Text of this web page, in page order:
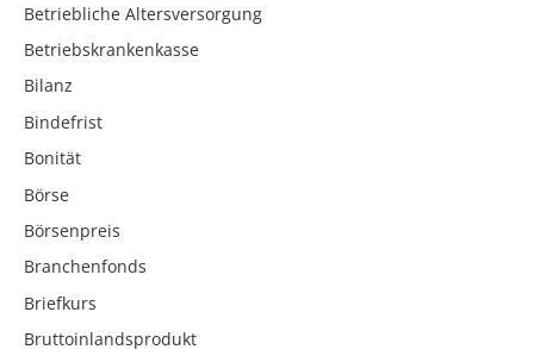
Betriebliche Altersversorgung
Betriebskrankenkasse
Bilanz
Bindefrist
Bonität
Börse
Börsenpreis
Branchenfonds
Briefkurs
Bruttoinlandsprodukt